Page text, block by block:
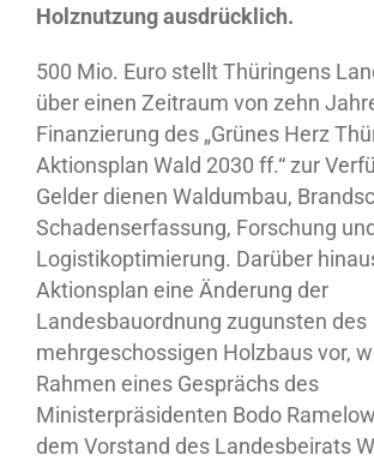
Holznutzung ausdrücklich.
500 Mio. Euro stellt Thüringens
über einen Zeitraum von zehn
Finanzierung des „Grünes Herz
Aktionsplan Wald 2030 ff.“ zur
Gelder dienen Waldumbau,
Schadenserfassung, Forschung und
Logistikoptimierung. Darüber
Aktionsplan eine Änderung der
Landesbauordnung zugunsten des
mehrgeschossigen Holzbaus vor,
Rahmen eines Gesprächs des
Ministerpräsidenten Bodo
dem Vorstand des Landesbeirats